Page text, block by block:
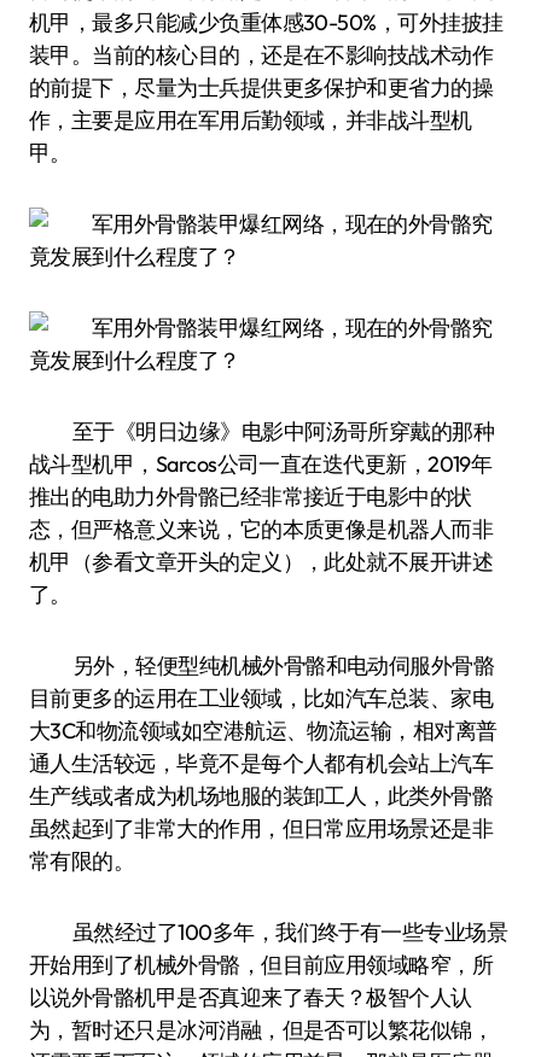
机甲，最多只能减少负重体感30-50%，可外挂披挂
装甲。当前的核心目的，还是在不影响技战术动作
的前提下，尽量为士兵提供更多保护和更省力的操
作，主要是应用在军用后勤领域，并非战斗型机
甲。
至于《明日边缘》电影中阿汤哥所穿戴的那种
战斗型机甲，Sarcos公司一直在迭代更新，2019年
推出的电助力外骨骼已经非常接近于电影中的状
态，但严格意义来说，它的本质更像是机器人而非
机甲（参看文章开头的定义），此处就不展开讲述
了。
另外，轻便型纯机械外骨骼和电动伺服外骨骼
目前更多的运用在工业领域，比如汽车总装、家电
大3C和物流领域如空港航运、物流运输，相对离普
通人生活较远，毕竟不是每个人都有机会站上汽车
生产线或者成为机场地服的装卸工人，此类外骨骼
虽然起到了非常大的作用，但日常应用场景还是非
常有限的。
虽然经过了100多年，我们终于有一些专业场景
开始用到了机械外骨骼，但目前应用领域略窄，所
以说外骨骼机甲是否真迎来了春天？极智个人认
为，暂时还只是冰河消融，但是否可以繁花似锦，